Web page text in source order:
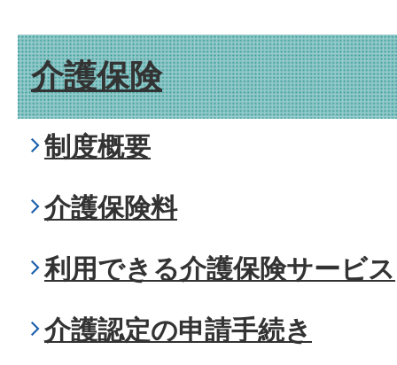
介護保険
制度概要
介護保険料
利用できる介護保険サービス
介護認定の申請手続き